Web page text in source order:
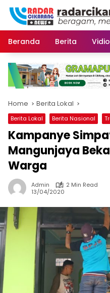
Skip
content
Beranda
Berita Vidio
Home Berita Lokal
Berita Lokal Berita Nasional
Kampanye
Mangunjaya
Warga
Admin
2 Min Read
13/04/2020